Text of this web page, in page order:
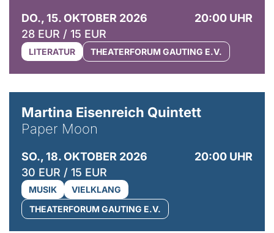
DO., 15. OKTOBER 2026
20:00 UHR
28 EUR / 15 EUR
LITERATUR THEATERFORUM GAUTING E.V.
Martina Eisenreich Quintett
Paper Moon
SO., 18. OKTOBER 2026
20:00 UHR
30 EUR / 15 EUR
MUSIK
VIELKLANG
THEATERFORUM GAUTING E.V.